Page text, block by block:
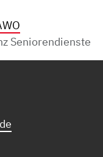
Seniorendienste